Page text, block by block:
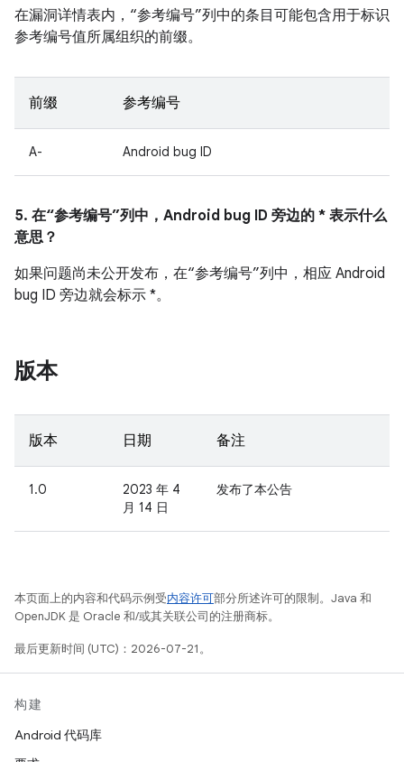
在漏洞详情表内，“参考编号”列中的条目可能包含用于标识
参考编号值所属组织的前缀。
前缀 参考编号
A- Android bug ID
5. 在“参考编号”列中，Android bug ID 旁边的 * 表示什么
意思？
如果问题尚未公开发布，在“参考编号”列中，相应 Android
bug ID 旁边就会标示 *。
版本
版本 日期 备注
1.0
2023 年 4
月 14 日
发布了本公告
本页面上的内容和代码示例受内容许可部分所述许可的限制。Java 和
OpenJDK 是 Oracle 和/或其关联公司的注册商标。
最后更新时间 (UTC)：2026-07-21。
构建
Android 代码库